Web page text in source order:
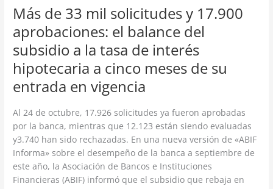
Más de 33 mil solicitudes y 17.900
aprobaciones: el balance del
subsidio a la tasa de interés
hipotecaria a cinco meses de su
entrada en vigencia
Al 24 de octubre, 17.926 solicitudes ya fueron aprobadas
por la banca, mientras que 12.123 están siendo evaluadas
y3.740 han sido rechazadas. En una nueva versión de «ABIF
Informa» sobre el desempeño de la banca a septiembre de
este año, la Asociación de Bancos e Instituciones
Financieras (ABIF) informó que el subsidio que rebaja en
la
tasa
de
interés
hipotecaria
a
cinco
de
su
entrada
en
vigencia